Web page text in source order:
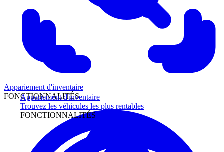
Appariement d'inventaire
Trouvez les véhicules les plus rentables
FONCTIONNALITÉS
Appariement d'inventaire
FONCTIONNALITÉS